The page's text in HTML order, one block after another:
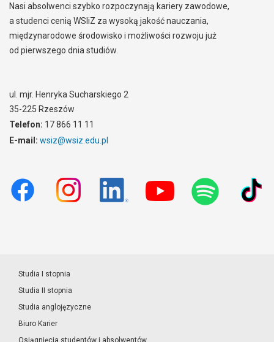
Nasi absolwenci szybko rozpoczynają kariery zawodowe,
a studenci cenią WSIiZ za wysoką jakość nauczania,
międzynarodowe środowisko i możliwości rozwoju już
od pierwszego dnia studiów.
ul. mjr. Henryka Sucharskiego 2
35-225 Rzeszów
Telefon: 17 866 11 11
E-mail: wsiz@wsiz.edu.pl
Studia I stopnia
Studia II stopnia
Studia anglojęzyczne
Biuro Karier
Osiągnięcia studentów i absolwentów